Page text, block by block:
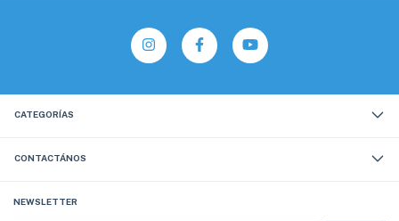
CATEGORÍAS
CONTACTÁNOS
NEWSLETTER